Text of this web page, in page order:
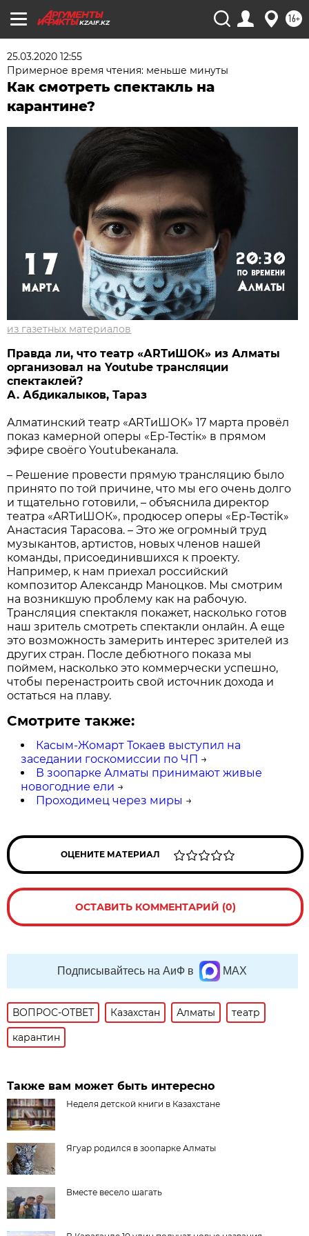
KZAIF.KZ 16+
25.03.2020 12:55
Примерное время чтения: меньше минуты
Как смотреть спектакль на
карантине?
из газетных материалов
Правда ли, что театр «АRТиШОК» из Алматы
организовал на Youtube трансляции
спектаклей?
А. Абдикалыков, Тараз
Алматинский театр «ARTиШОК» 17 марта провёл
показ камерной оперы «Ер-Төстiк» в прямом
эфире своёго Youtubeканала.
– Решение провести прямую трансляцию было
принято по той причине, что мы его очень долго
и тщательно готовили, – объяснила директор
театра «ARTиШОК», продюсер оперы «Ер-Төстik»
Анастасия Тарасова. – Это же огромный труд
музыкантов, артистов, новых членов нашей
команды, присоединившихся к проекту.
Например, к нам приехал российский
композитор Александр Маноцков. Мы смотрим
на возникшую проблему как на рабочую.
Трансляция спектакля покажет, насколько готов
наш зритель смотреть спектакли онлайн. А еще
это возможность замерить интерес зрителей из
других стран. После дебютного показа мы
поймем, насколько это коммерчески успешно,
чтобы перенастроить свой источник дохода и
остаться на плаву.
Смотрите также:
Касым-Жомарт Токаев выступил на
заседании госкомиссии по ЧП →
В зоопарке Алматы принимают живые
новогодние ели →
Проходимец через миры →
ОЦЕНИТЕ МАТЕРИАЛ
ОСТАВИТЬ КОММЕНТАРИЙ (0)
Подписывайтесь на АиФ в MAX
ВОПРОС-ОТВЕТ Казахстан Алматы
театр
карантин
Также вам может быть интересно
Неделя детской книги в Казахстане
Ягуар родился в зоопарке Алматы
Вместе весело шагать